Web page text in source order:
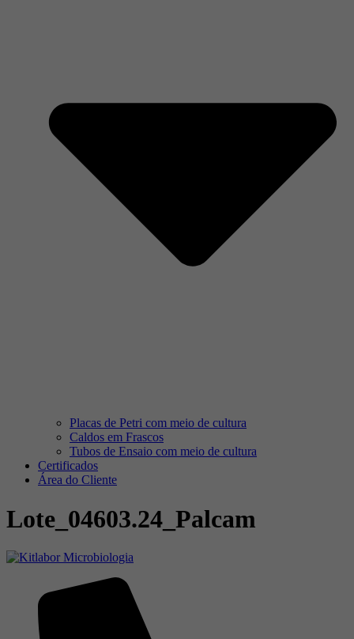
Placas de Petri com meio de cultura
Caldos em Frascos
Tubos de Ensaio com meio de cultura
Certificados
Área do Cliente
Lote_04603.24_Palcam